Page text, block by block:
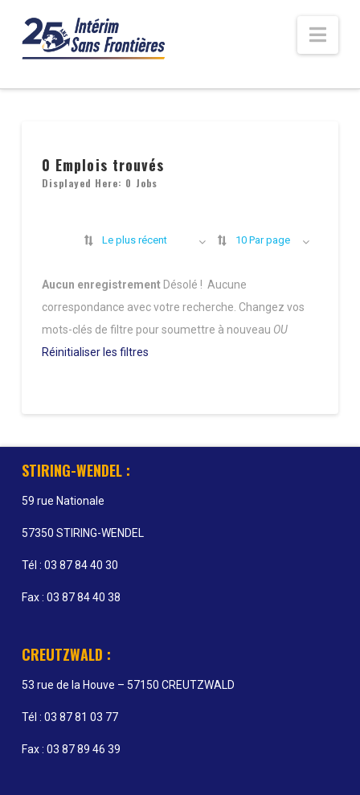
0 Emplois trouvés
Displayed Here: 0 Jobs
Le plus récent 10 Par page
Aucun enregistrement Désolé ! Aucune
correspondance avec votre recherche. Changez vos
mots-clés de filtre pour soumettre à nouveau OU
Réinitialiser les filtres
STIRING-WENDEL :
59 rue Nationale
57350 STIRING-WENDEL
Tél : 03 87 84 40 30
Fax : 03 87 84 40 38
CREUTZWALD :
53 rue de la Houve – 57150 CREUTZWALD
Tél : 03 87 81 03 77
Fax : 03 87 89 46 39